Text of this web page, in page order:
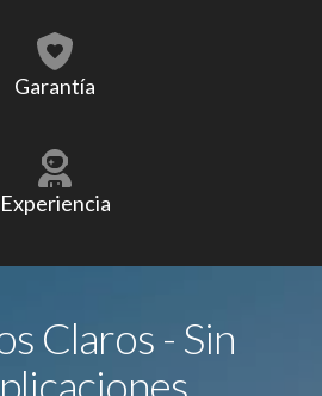
Garantía
Experiencia
Claros - Sin